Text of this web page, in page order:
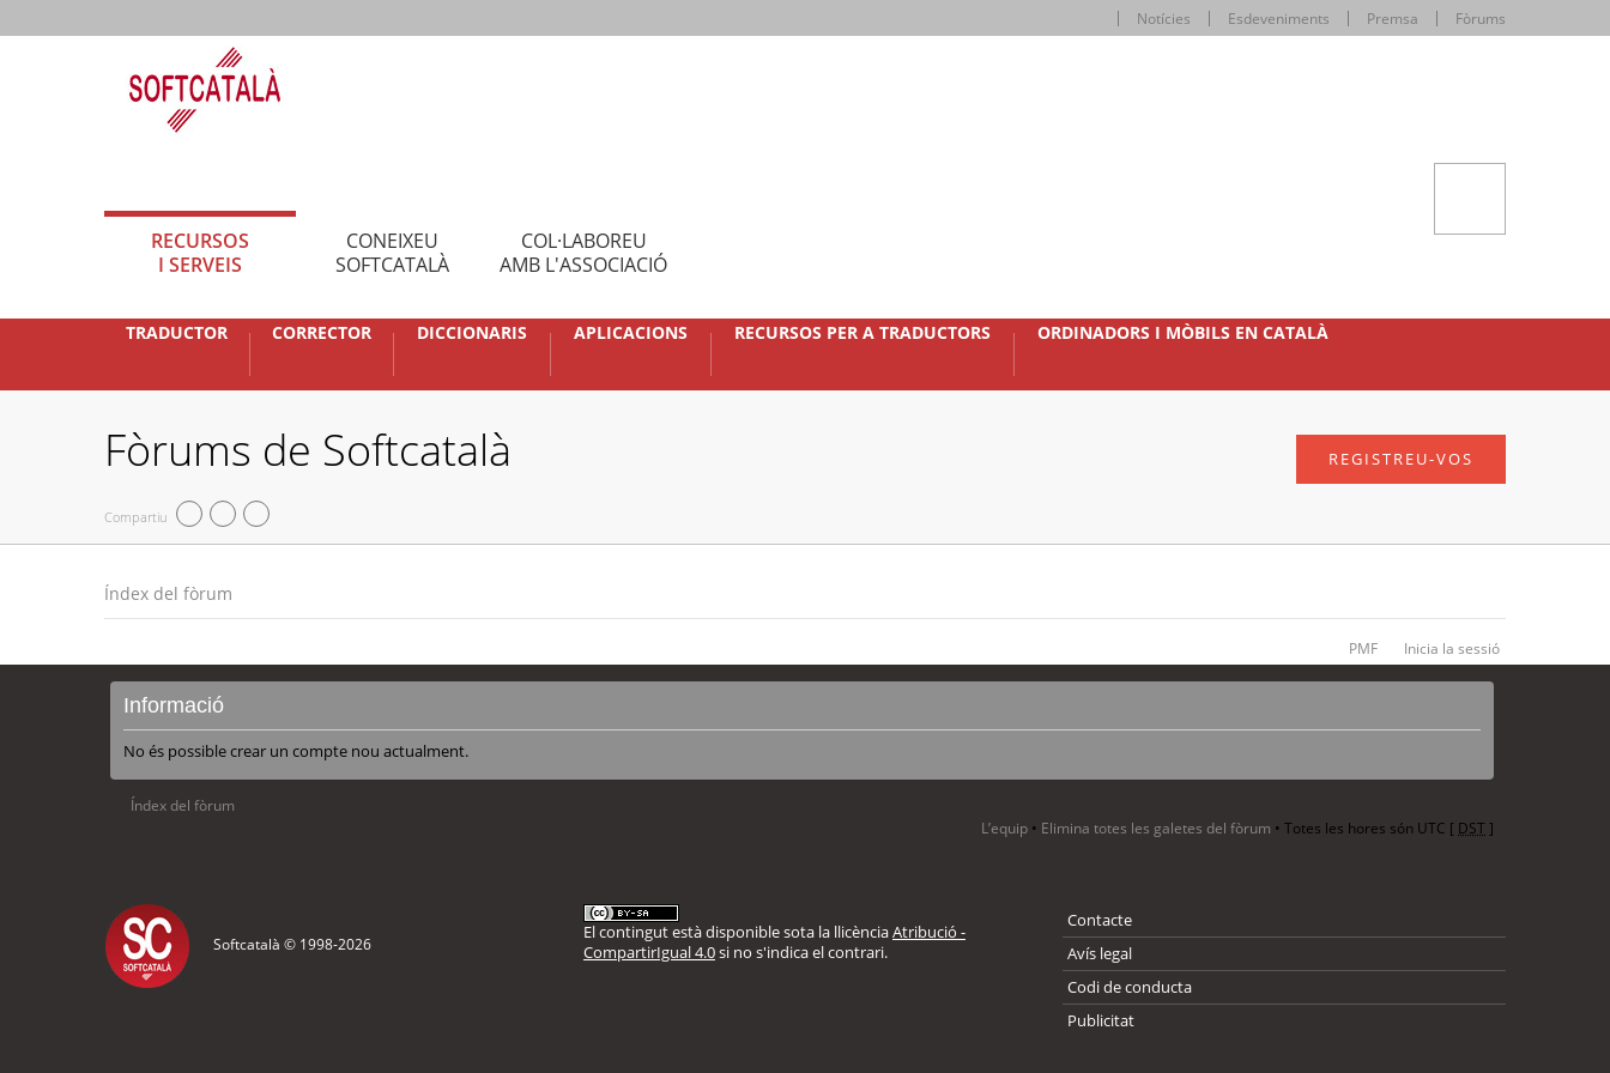
Notícies Esdeveniments Premsa Fòrums
RECURSOS
I SERVEIS
CONEIXEU
SOFTCATALÀ
COL·LABOREU
AMB L'ASSOCIACIÓ
TRADUCTOR CORRECTOR DICCIONARIS APLICACIONS RECURSOS PER A TRADUCTORS ORDINADORS I MÒBILS EN CATALÀ
Fòrums de Softcatalà
Compartiu
REGISTREU-VOS
Índex del fòrum
PMF Inicia la sessió
Informació
No és possible crear un compte nou actualment.
Índex del fòrum
L’equip • Elimina totes les galetes del fòrum • Totes les hores són UTC [ DST]
Softcatalà © 1998-2026
El contingut està disponible sota la llicènciaAtribució -
CompartirIgual 4.0si no s'indica el contrari.
Contacte
Avís legal
Codi de conducta
Publicitat